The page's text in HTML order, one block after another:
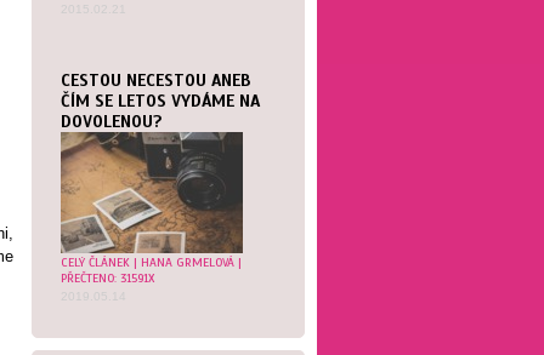
2015.02.21
CESTOU NECESTOU ANEB
ČÍM SE LETOS VYDÁME NA
DOVOLENOU?
CELÝ ČLÁNEK | HANA GRMELOVÁ |
PŘEČTENO: 31591X
2019.05.14